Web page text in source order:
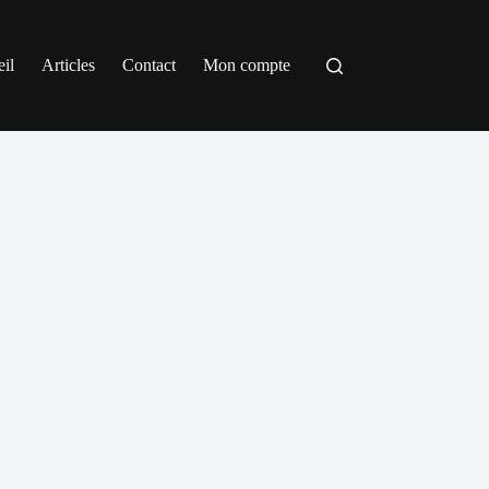
Articles Contact Mon compte